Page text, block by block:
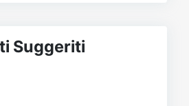
Suggeriti